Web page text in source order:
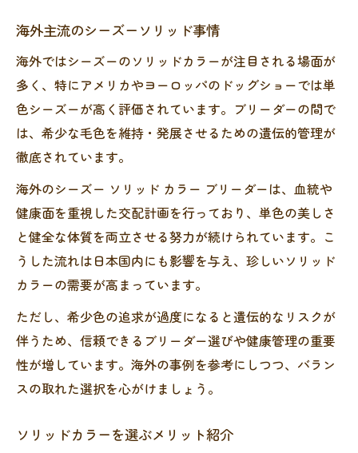
海外主流のシーズーソリッド事情
海外ではシーズーのソリッドカラーが注目される場面が
多く、特にアメリカやヨーロッパのドッグショーでは単
色シーズーが高く評価されています。ブリーダーの間で
は、希少な毛色を維持・発展させるための遺伝的管理が
徹底されています。
海外のシーズー ソリッド カラー ブリーダーは、血統や
健康面を重視した交配計画を行っており、単色の美しさ
と健全な体質を両立させる努力が続けられています。こ
うした流れは日本国内にも影響を与え、珍しいソリッド
カラーの需要が高まっています。
ただし、希少色の追求が過度になると遺伝的なリスクが
伴うため、信頼できるブリーダー選びや健康管理の重要
性が増しています。海外の事例を参考にしつつ、バラン
スの取れた選択を心がけましょう。
ソリッドカラーを選ぶメリット紹介